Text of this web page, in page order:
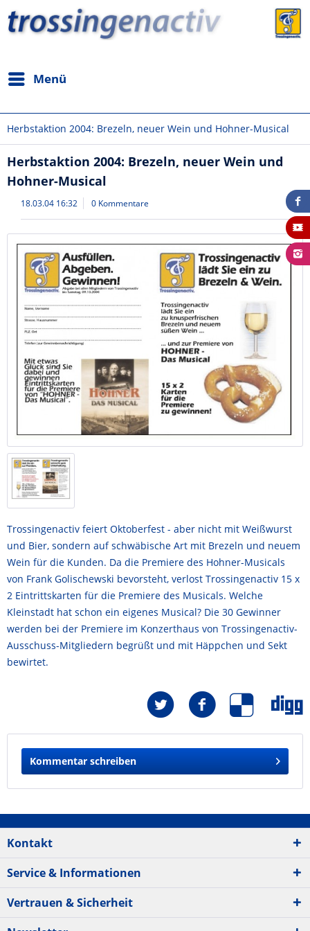
Menü
Herbstaktion 2004: Brezeln, neuer Wein und Hohner-Musical
Herbstaktion 2004: Brezeln, neuer Wein und
Hohner-Musical
18.03.04 16:32 0 Kommentare
Trossingenactiv feiert Oktoberfest - aber nicht mit Weißwurst
und Bier, sondern auf schwäbische Art mit Brezeln und neuem
Wein für die Kunden. Da die Premiere des Hohner-Musicals
von Frank Golischewski bevorsteht, verlost Trossingenactiv 15 x
2 Eintrittskarten für die Premiere des Musicals. Welche
Kleinstadt hat schon ein eigenes Musical? Die 30 Gewinner
werden bei der Premiere im Konzerthaus von Trossingenactiv-
Ausschuss-Mitgliedern begrüßt und mit Häppchen und Sekt
bewirtet.
Kommentar schreiben
Kontakt
Service & Informationen
Vertrauen & Sicherheit